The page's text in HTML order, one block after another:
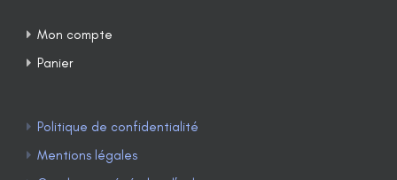
Mon compte
Panier
Politique de confidentialité
Mentions légales